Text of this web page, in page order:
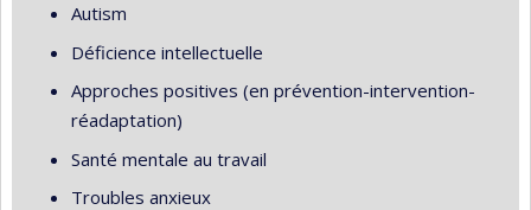
Autism
Déficience intellectuelle
Approches positives (en prévention-intervention-
réadaptation)
Santé mentale au travail
Troubles anxieux